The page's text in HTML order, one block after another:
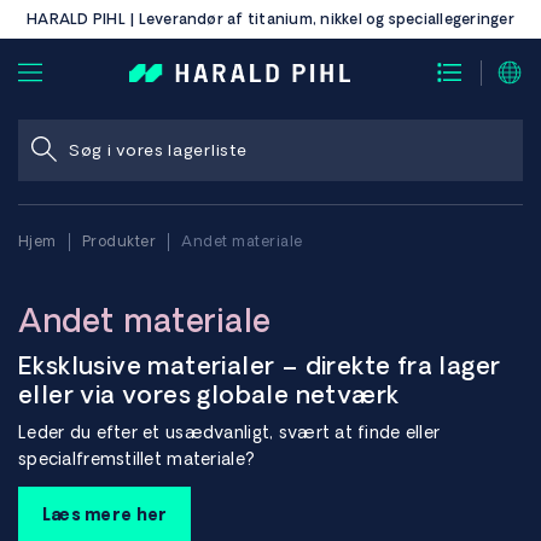
HARALD PIHL | Leverandør af titanium, nikkel og speciallegeringer
Hjem Produkter Andet materiale
Andet materiale
Eksklusive materialer – direkte fra lager
eller via vores globale netværk
Leder du efter et usædvanligt, svært at finde eller
specialfremstillet materiale?
Vi har løsningen.
Med et af Europas største lagre af speciallegeringer og et
Læs mere her